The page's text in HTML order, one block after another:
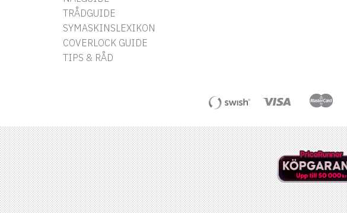
TRÅDGUIDE
SYMASKINSLEXIKON
COVERLOCK GUIDE
TIPS & RÅD